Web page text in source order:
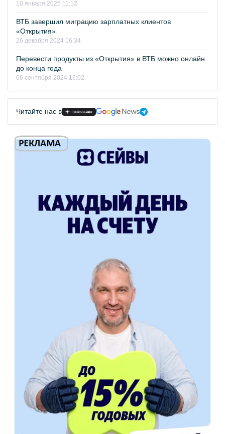
10 января 2025 11:12
ВТБ завершил миграцию зарплатных клиентов
«Открытия»
26 декабря 2024 16:34
Перевести продукты из «Открытия» в ВТБ можно онлайн
до конца года
06 сентября 2024 16:02
Читайте нас в